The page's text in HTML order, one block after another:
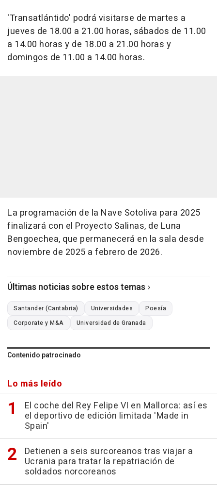
'Transatlántido' podrá visitarse de martes a
jueves de 18.00 a 21.00 horas, sábados de 11.00
a 14.00 horas y de 18.00 a 21.00 horas y
domingos de 11.00 a 14.00 horas.
La programación de la Nave Sotoliva para 2025
finalizará con el Proyecto Salinas, de Luna
Bengoechea, que permanecerá en la sala desde
noviembre de 2025 a febrero de 2026.
Últimas noticias sobre estos temas
Santander (Cantabria) Universidades
Poesía
Corporate y M&A
Universidad de Granada
Contenido patrocinado
Lo más leído
El coche del Rey Felipe VI en Mallorca: así es
el deportivo de edición limitada 'Made in
Spain'
Detienen a seis surcoreanos tras viajar a
Ucrania para tratar la repatriación de
soldados norcoreanos